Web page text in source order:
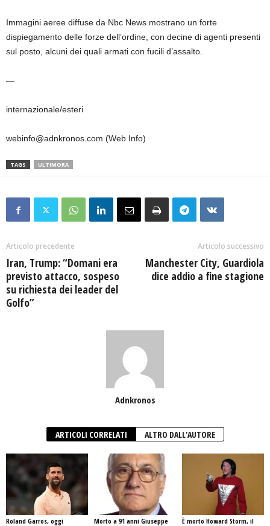
Immagini aeree diffuse da Nbc News mostrano un forte
dispiegamento delle forze dell’ordine, con decine di agenti presenti
sul posto, alcuni dei quali armati con fucili d’assalto.
—
internazionale/esteri
webinfo@adnkronos.com (Web Info)
TAGS ULTIMORA
Articolo precedente
Iran, Trump: “Domani era
previsto attacco, sospeso
su richiesta dei leader del
Golfo”
Articolo successivo
Manchester City, Guardiola
dice addio a fine stagione
Adnkronos
ARTICOLI CORRELATI ALTRO DALL'AUTORE
Roland Garros, oggi
Morto a 91 anni Giuseppe
È morto Howard Storm, il